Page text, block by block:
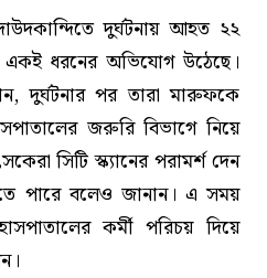
দুর্ঘটনায় আহত ২২
ধরনের অভিযোগ উঠেছে।
দুর্ঘটনার পর তারা মারুফকে
জরুরি বিভাগে নিয়ে
সিটি স্ক্যানের পরামর্শ দেন
পারে বলেও জানান। এ সময়
কর্মী পরিচয় দিয়ে